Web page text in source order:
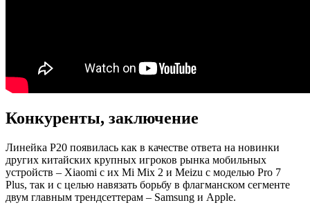
Конкуренты, заключение
Линейка P20 появилась как в качестве ответа на новинки
других китайских крупных игроков рынка мобильных
устройств – Xiaomi с их Mi Mix 2 и Meizu с моделью Pro 7
Plus, так и с целью навязать борьбу в флагманском сегменте
двум главным трендсеттерам – Samsung и Apple.